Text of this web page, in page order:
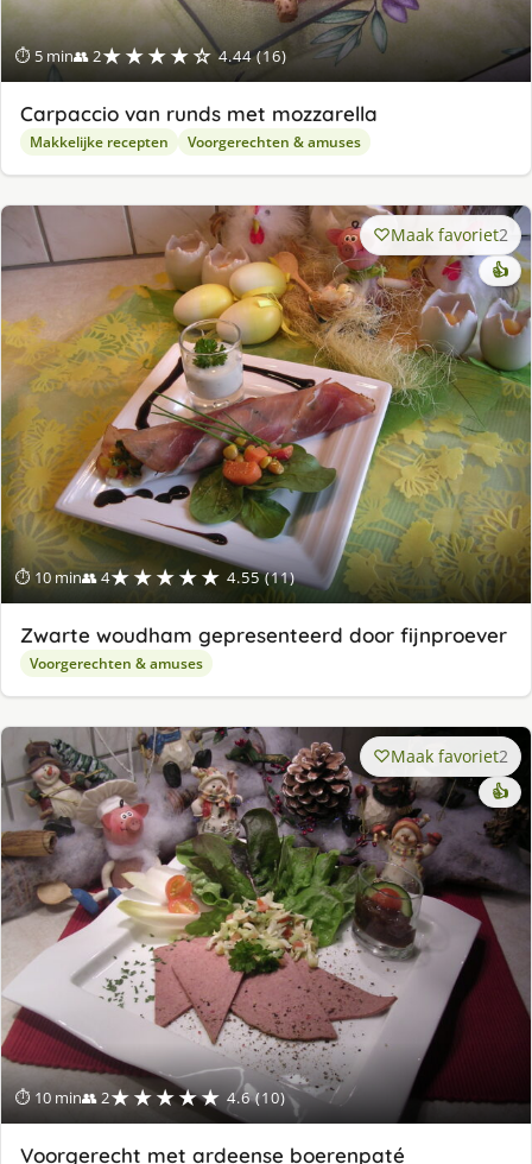
⏱ 5 min👥 2★★★★☆ 4.44 (16)
Carpaccio van runds met mozzarella
Makkelijke recepten Voorgerechten & amuses
⏱ 10 min👥 4★★★★★ 4.55 (11)
Maak favoriet2
👍
Zwarte woudham gepresenteerd door fijnproever
Voorgerechten & amuses
⏱ 10 min👥 2★★★★★ 4.6 (10)
Maak favoriet2
👍
Voorgerecht met ardeense boerenpaté